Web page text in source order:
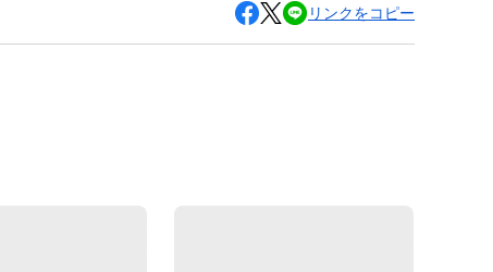
リンクをコピー